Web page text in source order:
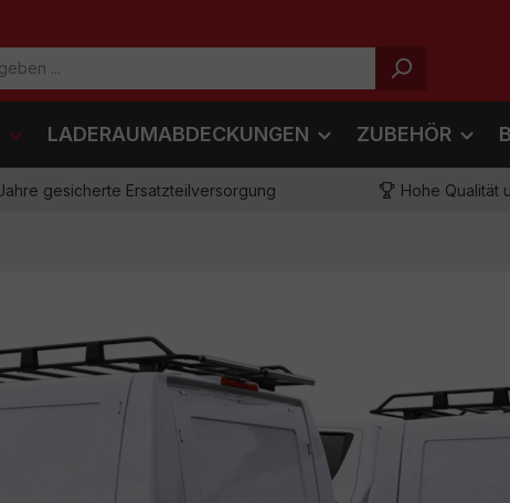
LADERAUMABDECKUNGEN ZUBEHÖR
gesicherte Ersatzteilversorgung Hohe Qualität